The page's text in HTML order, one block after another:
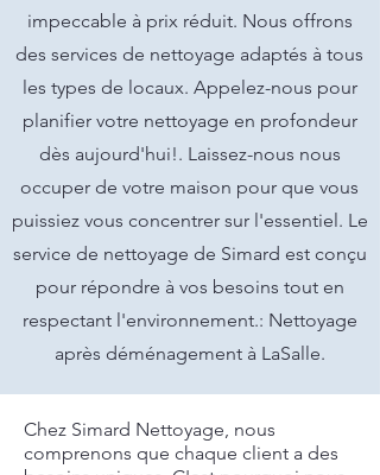
impeccable à prix réduit. Nous offrons
des services de nettoyage adaptés à tous
les types de locaux. Appelez-nous pour
planifier votre nettoyage en profondeur
dès aujourd'hui!. Laissez-nous nous
occuper de votre maison pour que vous
puissiez vous concentrer sur l'essentiel. Le
service de nettoyage de Simard est conçu
pour répondre à vos besoins tout en
respectant l'environnement.: Nettoyage
après déménagement à LaSalle.
Chez Simard Nettoyage, nous
comprenons que chaque client a des